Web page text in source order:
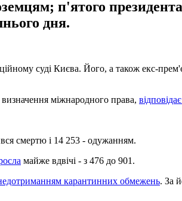
п'ятого
дня.
суді Києва. Його, а також екс-
міжнародного права,
смертю і 14 253 - одужанням.
майже вдвічі - з 476 до 901.
карантинних обмежень. За